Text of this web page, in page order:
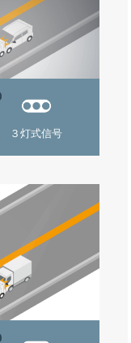
３灯式信号